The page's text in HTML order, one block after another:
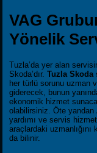
VAG
Yönelik
Tuzla’da yer alan
Skoda’dır. Tuzla Skoda
her türlü sorunu uzman
giderecek, bunun
ekonomik hizmet
olabilirsiniz. Öte yandan
yardımı ve servis
araçlardaki
da bilinir.